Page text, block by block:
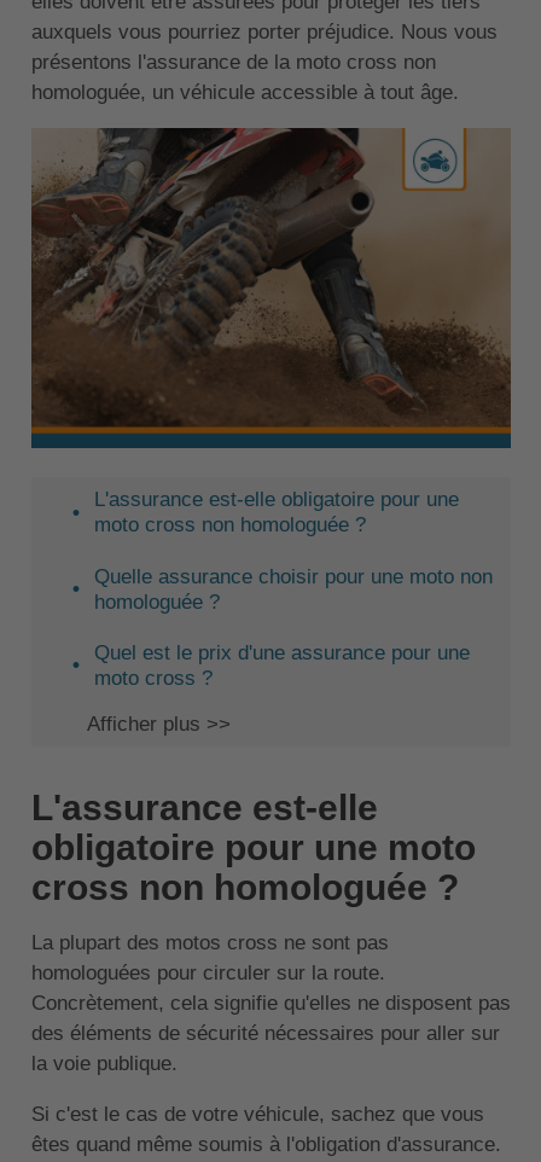
auxquels vous pourriez porter préjudice. Nous vous
présentons l'assurance de la moto cross non
homologuée, un véhicule accessible à tout âge.
L'assurance est-elle obligatoire pour une
moto cross non homologuée ?
Quelle assurance choisir pour une moto non
homologuée ?
Quel est le prix d'une assurance pour une
moto cross ?
Afficher plus >>
L'assurance est-elle
obligatoire pour une moto
cross non homologuée ?
La plupart des motos cross ne sont pas
homologuées pour circuler sur la route.
Concrètement, cela signifie qu'elles ne disposent pas
des éléments de sécurité nécessaires pour aller sur
la voie publique.
Si c'est le cas de votre véhicule, sachez que vous
êtes quand même soumis à l'obligation d'assurance.